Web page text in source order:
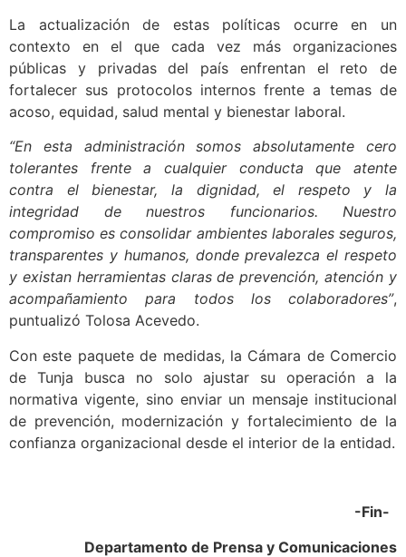
La actualización de estas políticas ocurre en un
contexto en el que cada vez más organizaciones
públicas y privadas del país enfrentan el reto de
fortalecer sus protocolos internos frente a temas de
acoso, equidad, salud mental y bienestar laboral.
“En esta administración somos absolutamente cero
tolerantes frente a cualquier conducta que atente
contra el bienestar, la dignidad, el respeto y la
integridad de nuestros funcionarios. Nuestro
compromiso es consolidar ambientes laborales seguros,
transparentes y humanos, donde prevalezca el respeto
y existan herramientas claras de prevención, atención y
acompañamiento para todos los colaboradores”,
puntualizó Tolosa Acevedo.
Con este paquete de medidas, la Cámara de Comercio
de Tunja busca no solo ajustar su operación a la
normativa vigente, sino enviar un mensaje institucional
de prevención, modernización y fortalecimiento de la
confianza organizacional desde el interior de la entidad.
-Fin-
Departamento de Prensa y Comunicaciones